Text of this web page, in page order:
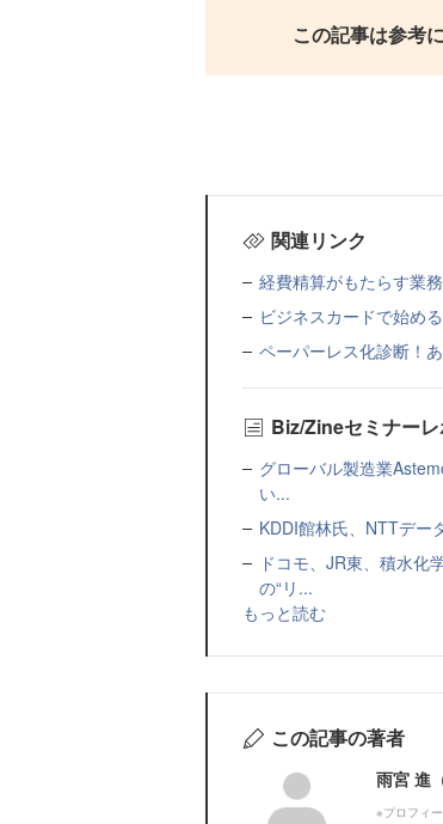
この記事は参考
関連リンク
経費精算がもたらす業
ビジネスカードで始め
ペーパーレス化診断！
Biz/Zineセミナー
グローバル製造業
い...
KDDI館林氏、NTTデー
ドコモ、JR東、積水化
の“リ...
もっと読む
この記事の著者
雨宮 進
※プロフィ